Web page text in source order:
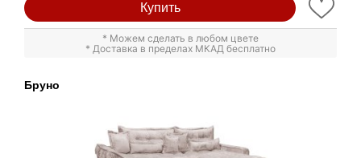
Купить
* Можем сделать в любом цвете
* Доставка в пределах МКАД бесплатно
Бруно